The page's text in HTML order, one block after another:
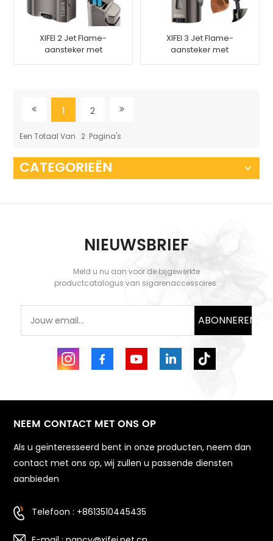
XIFEI 2 Jet Flame-
aansteker met
sigarenponsstandaard
XIFEI 3 Jet Flame-
aansteker met
sigaarponsstandaard
1 2
Een Totaal Van 2 Pagina's
CATEGORIEËN
NIEUWSBRIEF
Meld u nu aan voor de bijgewerkte
productcatalogus van sigarenaccessoires.
ABONNEREN
NEEM CONTACT MET ONS OP
Als u geïnteresseerd bent in onze producten, neem dan
contact met ons op, wij zullen u passende diensten
aanbieden
Telefoon : +8613510445435